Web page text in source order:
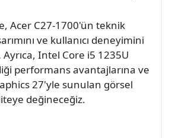
Acer C27-1700'ün teknik
ve kullanıcı deneyimini
Ayrıca, Intel Core i5 1235U
performans avantajlarına ve
27'yle sunulan görsel
değineceğiz.